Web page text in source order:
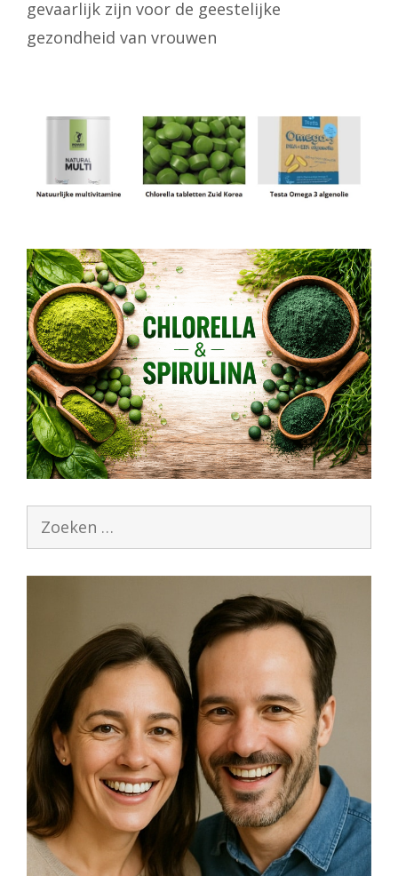
gevaarlijk zijn voor de geestelijke
gezondheid van vrouwen
Zoek